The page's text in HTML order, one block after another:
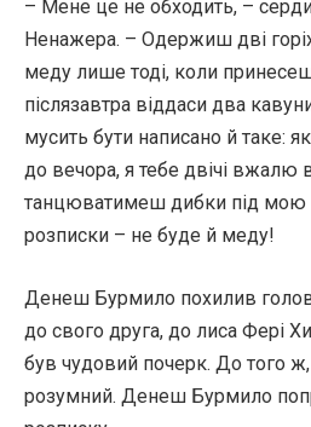
– Мене це не обходить, –
Ненажера. – Одержиш дві
меду лише тоді, коли
післязавтра віддаси два
мусить бути написано й таке:
до вечора, я тебе двічі вжалю в
танцюватимеш дибки під мою
розписки – не буде й меду!
Денеш Бурмило похилив
до свого друга, до лиса Фері
був чудовий почерк. До того
розумний. Денеш Бурмило